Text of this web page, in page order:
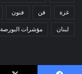
غزة فن فنون
لبنان مؤشرات البورصة